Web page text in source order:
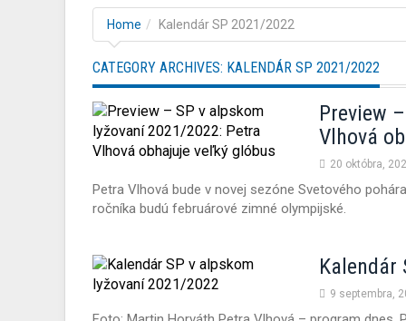
Home Kalendár SP 2021/2022
CATEGORY ARCHIVES: KALENDÁR SP 2021/2022
Preview
Vlhová
20 októbra,
Petra Vlhová bude v novej sezóne Svetového
ročníka budú februárové zimné olympijské.
Kalendár
9 septembra,